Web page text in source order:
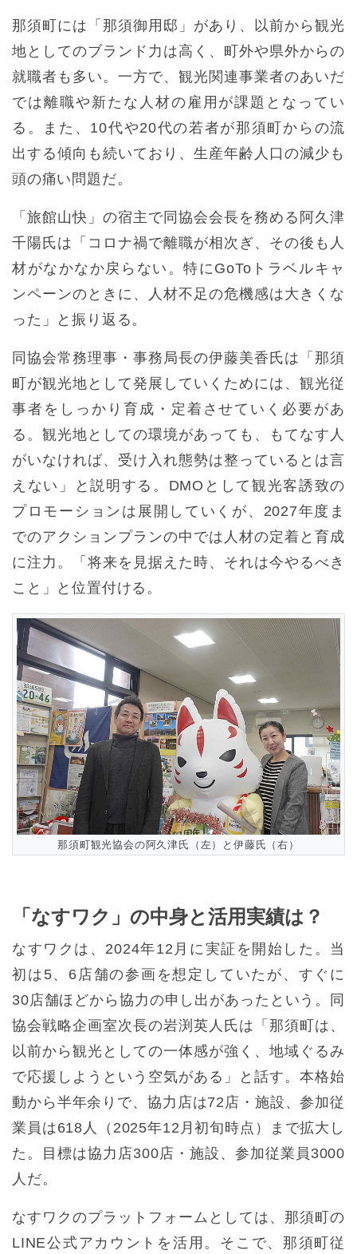
那須町には「那須御用邸」があり、以前から観光
地としてのブランド力は高く、町外や県外からの
就職者も多い。一方で、観光関連事業者のあいだ
では離職や新たな人材の雇用が課題となってい
る。また、10代や20代の若者が那須町からの流
出する傾向も続いており、生産年齢人口の減少も
頭の痛い問題だ。
「旅館山快」の宿主で同協会会長を務める阿久津
千陽氏は「コロナ禍で離職が相次ぎ、その後も人
材がなかなか戻らない。特にGoToトラベルキャ
ンペーンのときに、人材不足の危機感は大きくな
った」と振り返る。
同協会常務理事・事務局長の伊藤美香氏は「那須
町が観光地として発展していくためには、観光従
事者をしっかり育成・定着させていく必要があ
る。観光地としての環境があっても、もてなす人
がいなければ、受け入れ態勢は整っているとは言
えない」と説明する。DMOとして観光客誘致の
プロモーションは展開していくが、2027年度ま
でのアクションプランの中では人材の定着と育成
に注力。「将来を見据えた時、それは今やるべき
こと」と位置付ける。
那須町観光協会の阿久津氏（左）と伊藤氏（右）
「なすワク」の中身と活用実績は？
なすワクは、2024年12月に実証を開始した。当
初は5、6店舗の参画を想定していたが、すぐに
30店舗ほどから協力の申し出があったという。同
協会戦略企画室次長の岩渕英人氏は「那須町は、
以前から観光としての一体感が強く、地域ぐるみ
で応援しようという空気がある」と話す。本格始
動から半年余りで、協力店は72店・施設、参加従
業員は618人（2025年12月初旬時点）まで拡大し
た。目標は協力店300店・施設、参加従業員3000
人だ。
なすワクのプラットフォームとしては、那須町の
LINE公式アカウントを活用。そこで、那須町従